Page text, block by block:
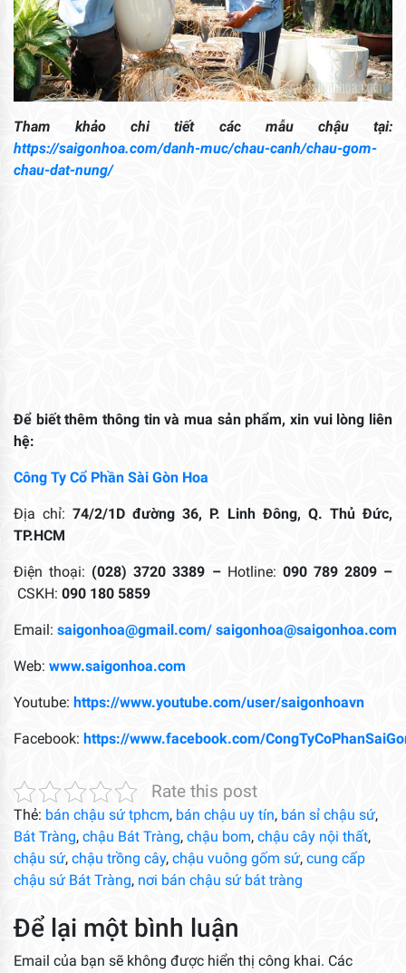
Tham khảo chi tiết các mẫu chậu tại:
https://saigonhoa.com/danh-muc/chau-canh/chau-gom-
chau-dat-nung/
Để biết thêm thông tin và mua sản phẩm, xin vui lòng liên
hệ:
Công Ty Cổ Phần Sài Gòn Hoa
Địa chỉ: 74/2/1D đường 36, P. Linh Đông, Q. Thủ Đức,
TP.HCM
Điện thoại: (028) 3720 3389 – Hotline: 090 789 2809 –
CSKH: 090 180 5859
Email: saigonhoa@gmail.com/ saigonhoa@saigonhoa.com
Web: www.saigonhoa.com
Youtube: https://www.youtube.com/user/saigonhoavn
Facebook: https://www.facebook.com/
Rate this post
Thẻ: bán chậu sứ tphcm, bán chậu uy tín, bán sỉ chậu sứ,
Bát Tràng, chậu Bát Tràng, chậu bom, chậu cây nội thất,
chậu sứ, chậu trồng cây, chậu vuông gốm sứ, cung cấp
chậu sứ Bát Tràng, nơi bán chậu sứ bát tràng
Để lại một bình luận
Email của bạn sẽ không được hiển thị công khai. Các